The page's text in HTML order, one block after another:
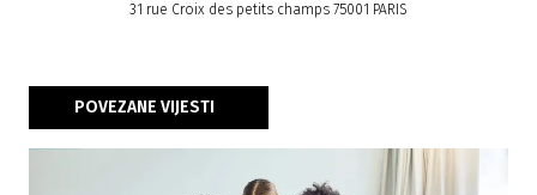
31 rue Croix des petits champs 75001 PARIS
POVEZANE VIJESTI